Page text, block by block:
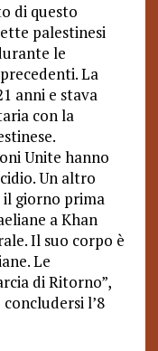
di questo
palestinesi
le
La
anni e stava
con la
Unite hanno
Un altro
il giorno prima
a Khan
Il suo corpo è
Le
di Ritorno”,
l’8